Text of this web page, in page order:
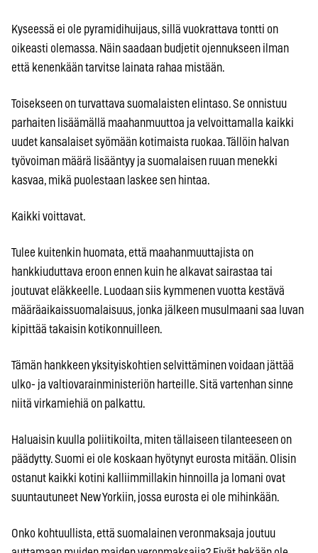
Kyseessä ei ole pyramidihuijaus, sillä vuokrattava tontti on
oikeasti olemassa. Näin saadaan budjetit ojennukseen ilman
että kenenkään tarvitse lainata rahaa mistään.
Toisekseen on turvattava suomalaisten elintaso. Se onnistuu
parhaiten lisäämällä maahanmuuttoa ja velvoittamalla kaikki
uudet kansalaiset syömään kotimaista ruokaa. Tällöin halvan
työvoiman määrä lisääntyy ja suomalaisen ruuan menekki
kasvaa, mikä puolestaan laskee sen hintaa.
Kaikki voittavat.
Tulee kuitenkin huomata, että maahanmuuttajista on
hankkiuduttava eroon ennen kuin he alkavat sairastaa tai
joutuvat eläkkeelle. Luodaan siis kymmenen vuotta kestävä
määräaikaissuomalaisuus, jonka jälkeen musulmaani saa luvan
kipittää takaisin kotikonnuilleen.
Tämän hankkeen yksityiskohtien selvittäminen voidaan jättää
ulko- ja valtiovarainministeriön harteille. Sitä vartenhan sinne
niitä virkamiehiä on palkattu.
Haluaisin kuulla poliitikoilta, miten tällaiseen tilanteeseen on
päädytty. Suomi ei ole koskaan hyötynyt eurosta mitään. Olisin
ostanut kaikki kotini kalliimmillakin hinnoilla ja lomani ovat
suuntautuneet New Yorkiin, jossa eurosta ei ole mihinkään.
Onko kohtuullista, että suomalainen veronmaksaja joutuu